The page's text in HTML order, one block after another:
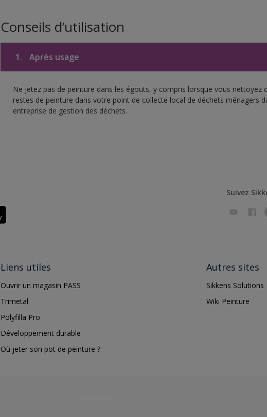
Conseils d’utilisation
1. Après usage
Ne jetez pas de peinture dans les égouts, y compris lorsque vous nettoyez
restes de peinture dans votre point de collecte local de déchets ménagers
entreprise de gestion des déchets.
Suivez
Liens utiles
Ouvrir un magasin PASS
Trimetal
Polyfilla Pro
Développement durable
Où jeter son pot de peinture ?
Autres sites
Sikkens Solutions
Wiki Peinture